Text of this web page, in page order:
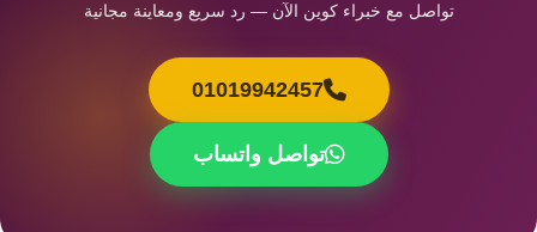
تواصل مع خبراء كوين الآن — رد سريع ومعاينة مجانية
01019942457
تواصل واتساب